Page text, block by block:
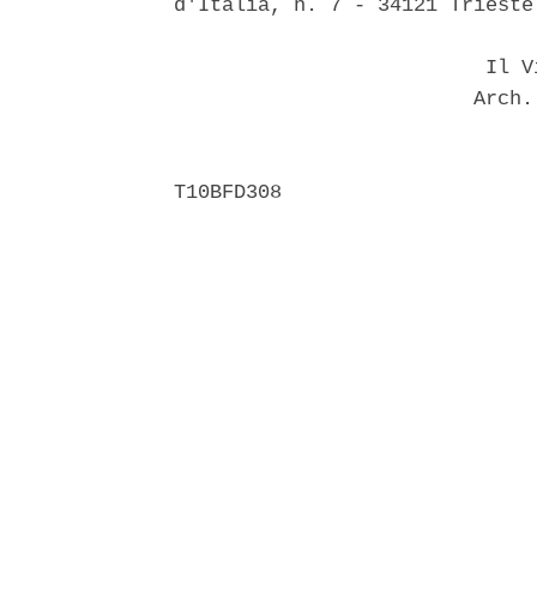
d'Italia, n. 7 - 34121 Trieste
Il